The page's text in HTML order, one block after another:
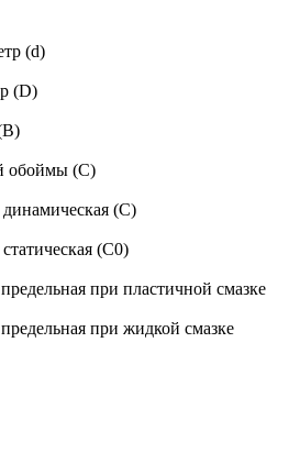
(d)
(D)
обоймы (C)
(C)
(C0)
при пластичной смазке
при жидкой смазке